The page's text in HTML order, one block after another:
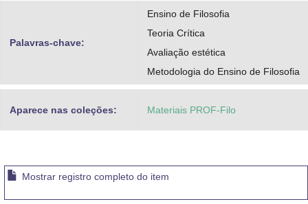
Palavras-chave:
Ensino de Filosofia
Teoria Crítica
Avaliação estética
Metodologia do Ensino de Filosofia
Aparece nas coleções: Materiais PROF-Filo
Mostrar registro completo do item